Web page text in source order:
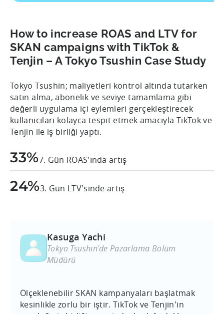
How to increase ROAS and LTV for
SKAN campaigns with TikTok &
Tenjin – A Tokyo Tsushin Case Study
Tokyo Tsushin; maliyetleri kontrol altında tutarken
satın alma, abonelik ve seviye tamamlama gibi
değerli uygulama içi eylemleri gerçekleştirecek
kullanıcıları kolayca tespit etmek amacıyla TikTok ve
Tenjin ile iş birliği yaptı.
33%7. Gün ROAS'ında artış
24%3. Gün LTV'sinde artış
Kasuga Yachi
Tokyo Tsushin'de Pazarlama Bölüm
Müdürü
Ölçeklenebilir SKAN kampanyaları başlatmak
kesinlikle zorlu bir iştir. TikTok ve Tenjin'in